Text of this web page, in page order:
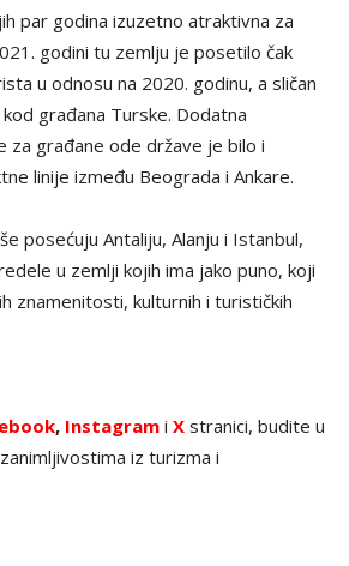
par godina izuzetno atraktivna za
godini tu zemlju je posetilo čak
u odnosu na 2020. godinu, a sličan
građana Turske. Dodatna
za građane ode države je bilo i
linije između Beograda i Ankare.
posećuju Antaliju, Alanju i Istanbul,
u zemlji kojih ima jako puno, koji
znamenitosti, kulturnih i turističkih
, Instagram i X stranici, budite u
iz turizma i